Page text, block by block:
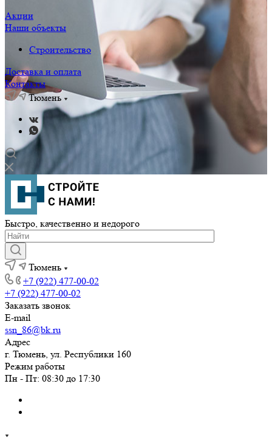
Акции
Наши объекты
Строительство
Доставка и оплата
Контакты
Тюмень
Быстро, качественно и недорого
Тюмень
+7 (922) 477-00-02
+7 (922) 477-00-02
Заказать звонок
E-mail
ssn_86@bk.ru
Адрес
г. Тюмень, ул. Республики 160
Режим работы
Пн - Пт: 08:30 до 17:30